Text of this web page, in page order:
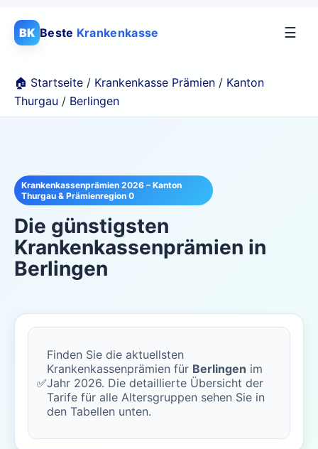
BK Beste Krankenkasse ☰
🏠 Startseite / Krankenkasse Prämien / Kanton
Thurgau / Berlingen
Krankenkassenprämien 2026 – Kanton
Thurgau & Prämienregion 0
Die günstigsten
Krankenkassenprämien in
Berlingen
✅
Finden Sie die aktuellsten
Krankenkassenprämien für Berlingen im
Jahr 2026. Die detaillierte Übersicht der
Tarife für alle Altersgruppen sehen Sie in
den Tabellen unten.